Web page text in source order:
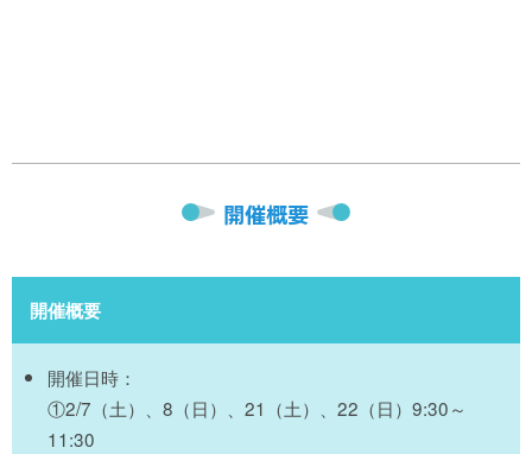
開催概要
開催概要
開催日時：
①2/7（土）、8（日）、21（土）、22（日）9:30～
11:30